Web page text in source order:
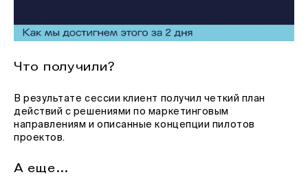
Что получили?
В результате сессии клиент получил четкий план
действий с решениями по маркетинговым
направлениям и описанные концепции пилотов
проектов.
А еще…